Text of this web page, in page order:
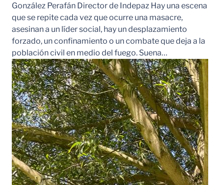
González Perafán Director de Indepaz Hay una escena
que se repite cada vez que ocurre una masacre,
asesinan a un líder social, hay un desplazamiento
forzado, un confinamiento o un combate que deja a la
población civil en medio del fuego. Suena…